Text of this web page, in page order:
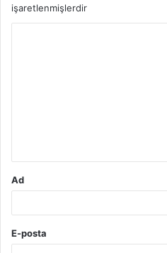
işaretlenmişlerdir
Ad
E-posta